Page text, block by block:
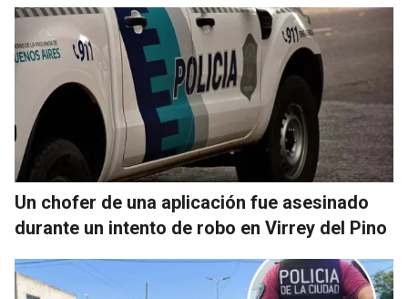
Un chofer de una aplicación fue asesinado
durante un intento de robo en Virrey del Pino